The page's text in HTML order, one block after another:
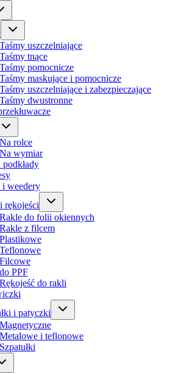
Taśmy uszczelniające
Taśmy tnące
Taśmy pomocnicze
Taśmy maskujące i pomocnicze
Taśmy uszczelniające i zabezpieczające
Taśmy dwustronne
Na rolce
Na wymiar
i weedery
rękojeści
Rakle do folii okiennych
Rakle z filcem
Plastikowe
Teflonowe
Filcowe
do PPF
Rękojeść do rakli
i patyczki
Magnetyczne
Metalowe i teflonowe
Szpatułki